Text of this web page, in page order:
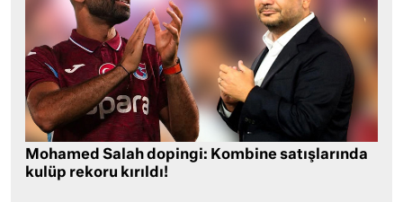
Mohamed Salah dopingi: Kombine satışlarında
kulüp rekoru kırıldı!